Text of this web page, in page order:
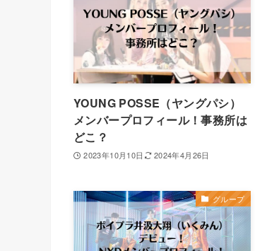
YOUNG POSSE（ヤングパシ）
メンバープロフィール！事務所は
どこ？
2023年10月10日 2024年4月26日
グループ